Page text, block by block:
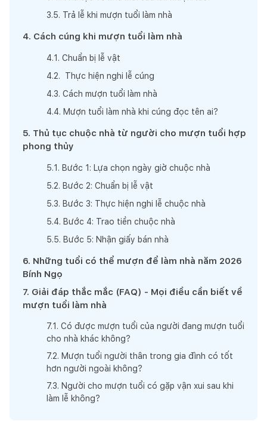
3.5. Trả lễ khi mượn tuổi làm nhà
4. Cách cúng khi mượn tuổi làm nhà
4.1 . Chuẩn bị lễ vật
4.2.
Thực hiện nghi lễ cúng
4.3. Cách mượn tuổi làm nhà
4.4. Mượn tuổi làm nhà khi cúng đọc tên ai?
5. Thủ tục chuộc nhà từ người cho mượn tuổi hợp
phong thủy
5.1 . Bước 1: Lựa chọn ngày giờ chuộc nhà
5.2. Bước 2: Chuẩn bị lễ vật
5.3. Bước 3: Thực hiện nghi lễ chuộc nhà
5.4. Bước 4: Trao tiền chuộc nhà
5.5. Bước 5: Nhận giấy bán nhà
6. Những tuổi có thể mượn để làm nhà năm 2026
Bính Ngọ
7. Giải đáp thắc mắc (FAQ) - Mọi điều cần biết về
mượn tuổi làm nhà
7.1 . Có được mượn tuổi của người đang mượn tuổi
cho nhà khác không?
7.2. Mượn tuổi người thân trong gia đình có tốt
hơn người ngoài không?
7.3. Người cho mượn tuổi có gặp vận xui sau khi
làm lễ không?